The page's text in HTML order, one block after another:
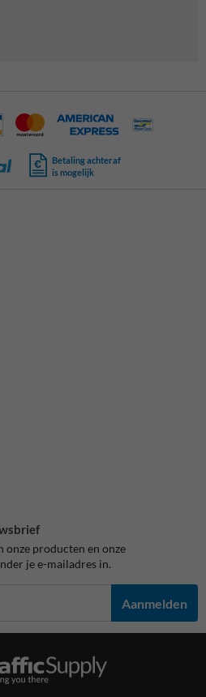
Betaling achteraf
is mogelijk
onze producten en onze
je e-mailadres in.
Aanmelden